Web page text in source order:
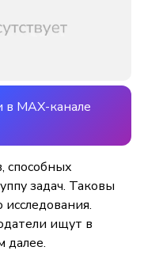
в MAX-канале
способных
задач. Таковы
ищут в
далее.